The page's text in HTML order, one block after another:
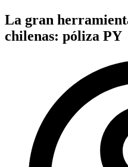
La gran
chilenas: póliza PY